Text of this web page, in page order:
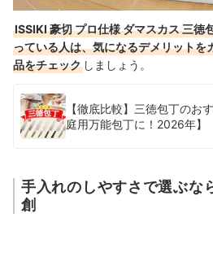
ISSIKI 豪切 プロ仕様 ダマスカス 三
っている人は、気になるデメリットを
品をチェック しましょう。
【徹底比較】三徳包丁のお
庭用万能包丁に！2026年】
手入れのしやすさで選ぶな
創